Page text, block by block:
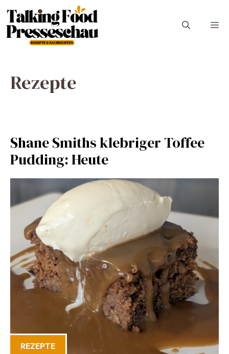
Inhalt
springen
Rezepte
Shane Smiths klebriger Toffee
Pudding: Heute
REZEPTE